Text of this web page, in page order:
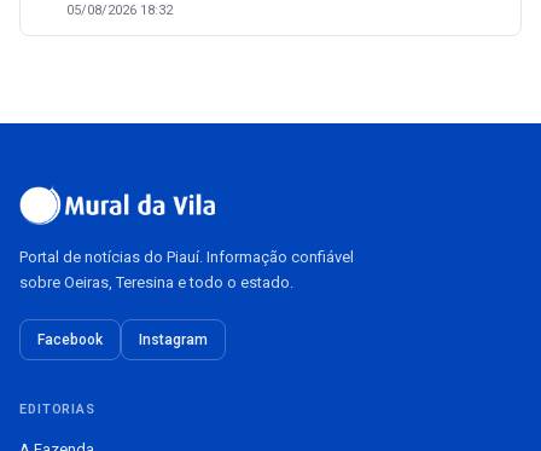
05/08/2026 18:32
Portal de notícias do Piauí. Informação confiável
sobre Oeiras, Teresina e todo o estado.
Facebook Instagram
EDITORIAS